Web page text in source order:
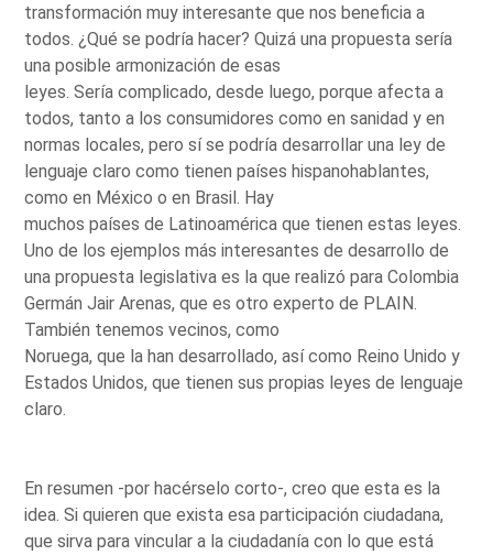
transformación muy interesante que nos beneficia a
todos. ¿Qué se podría hacer? Quizá una propuesta sería
una posible armonización de esas
leyes. Sería complicado, desde luego, porque afecta a
todos, tanto a los consumidores como en sanidad y en
normas locales, pero sí se podría desarrollar una ley de
lenguaje claro como tienen países hispanohablantes,
como en México o en Brasil. Hay
muchos países de Latinoamérica que tienen estas leyes.
Uno de los ejemplos más interesantes de desarrollo de
una propuesta legislativa es la que realizó para Colombia
Germán Jair Arenas, que es otro experto de PLAIN.
También tenemos vecinos, como
Noruega, que la han desarrollado, así como Reino Unido y
Estados Unidos, que tienen sus propias leyes de lenguaje
claro.
En resumen -por hacérselo corto-, creo que esta es la
idea. Si quieren que exista esa participación ciudadana,
que sirva para vincular a la ciudadanía con lo que está